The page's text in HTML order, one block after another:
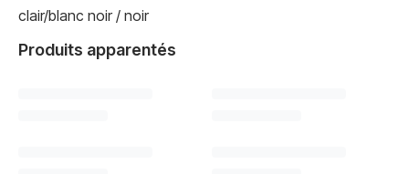
clair/blanc noir / noir
Produits apparentés